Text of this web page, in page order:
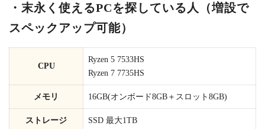
・末永く使えるPCを探している人（増設で
スペックアップ可能）
CPU
Ryzen 5 7533HS
Ryzen 7 7735HS
メモリ 16GB(オンボード8GB＋スロット8GB)
ストレージ SSD 最大1TB